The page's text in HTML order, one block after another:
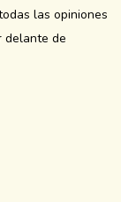
las opiniones
delante de